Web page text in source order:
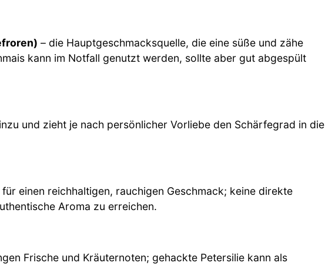
– die Hauptgeschmacksquelle, die eine süße und zähe
kann im Notfall genutzt werden, sollte aber gut abgespült
und zieht je nach persönlicher Vorliebe den Schärfegrad in die
einen reichhaltigen, rauchigen Geschmack; keine direkte
Aroma zu erreichen.
Frische und Kräuternoten; gehackte Petersilie kann als